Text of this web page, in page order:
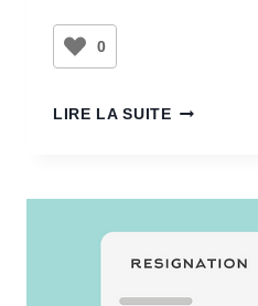
0
LIRE LA SUITE